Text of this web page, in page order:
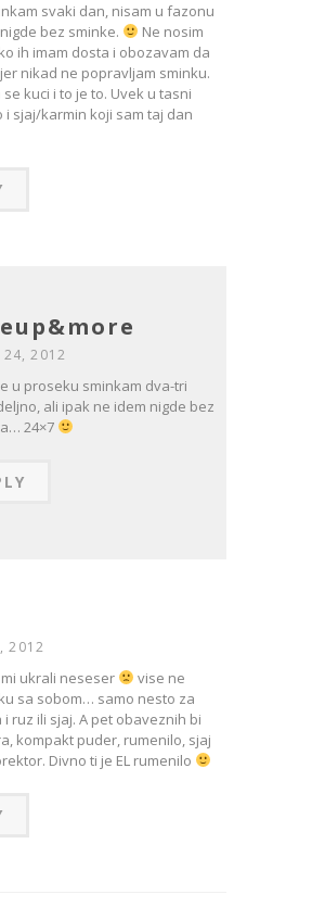
svaki dan, nisam u fazonu
bez sminke.
Ne nosim
ih imam dosta i obozavam da
nikad ne popravljam sminku.
kuci i to je to. Uvek u tasni
i sjaj/karmin koji sam taj dan
24, 2012
u proseku sminkam dva-tri
ali ipak ne idem nigde bez
24×7
2012
ukrali neseser
vise ne
sa sobom… samo nesto za
ruz ili sjaj. A pet obaveznih bi
kompakt puder, rumenilo, sjaj
Divno ti je EL rumenilo